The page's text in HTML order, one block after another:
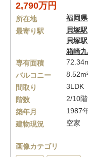
2,790万円
所在地 福岡県
最寄り駅
貝塚駅
貝塚駅
箱崎
専有面積
バルコニー
間取り
3LDK
階数
2/10階
築年月
1987
建物現況
空家
画像カテゴリ